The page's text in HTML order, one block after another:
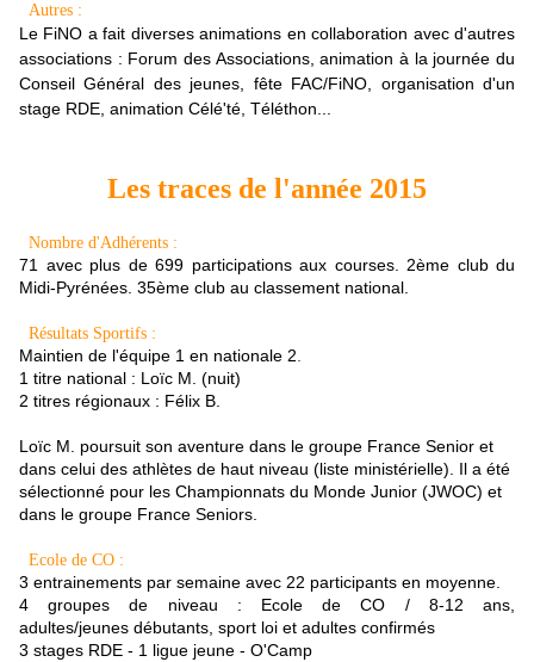
Autres :
Le FiNO a fait diverses animations en collaboration avec d'autres
associations : Forum des Associations, animation à la journée du
Conseil Général des jeunes, fête FAC/FiNO, organisation d'un
stage RDE, animation Célé'té, Téléthon...
Les traces de l'année 2015
Nombre d'Adhérents :
71 avec plus de 699 participations aux courses. 2ème club du
Midi-Pyrénées. 35ème club au classement national.
Résultats Sportifs :
Maintien de l'équipe 1 en nationale 2
1 titre national : Loïc M. (nuit)
2 titres régionaux : Félix B.
Loïc M. poursuit son aventure dans le groupe France Senior et
dans celui des athlètes de haut niveau (liste ministérielle). Il a été
sélectionné pour les Championnats du Monde Junior (JWOC) et
dans le groupe France Seniors.
Ecole de CO :
3 entrainements par semaine avec 22 participants en moyenne.
4 groupes de niveau : Ecole de CO / 8-12 ans,
adultes/jeunes débutants, sport loi et adultes confirmés
3 stages RDE - 1 ligue jeune - O'Camp